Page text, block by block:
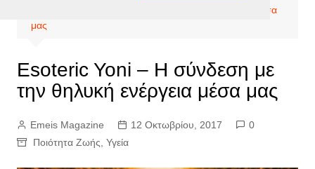
Esoteric Yoni – Η σύνδεση με την θηλυκή ενέργεια μέσα
μας
Esoteric Yoni – Η σύνδεση με
την θηλυκή ενέργεια μέσα μας
Emeis Magazine 12 Οκτωβρίου, 2017
0
Ποιότητα Ζωής Υγεία